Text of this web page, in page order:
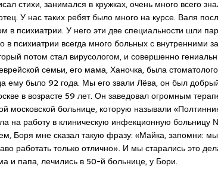
стихи, занимался в кружках, очень много всего
У нас таких ребят было много на курсе. Валя
в психиатрии. У него эти две специальности шли
в психиатрии всегда много больных с внутренними
потом стал вирусологом, и совершенно
семьи, его мама, Ханочка, была
ему было 92 года. Мы его звали Лёва, он был
в возрасте 59 лет. Он заведовал огромным
московской больнице, которую называли
на работу в клиническую инфекционную больницу
Боря мне сказал такую фразу: «Майка, запомни:
работать только отлично». И мы старались это
и папа, лечились в 50-й больнице, у Бори.